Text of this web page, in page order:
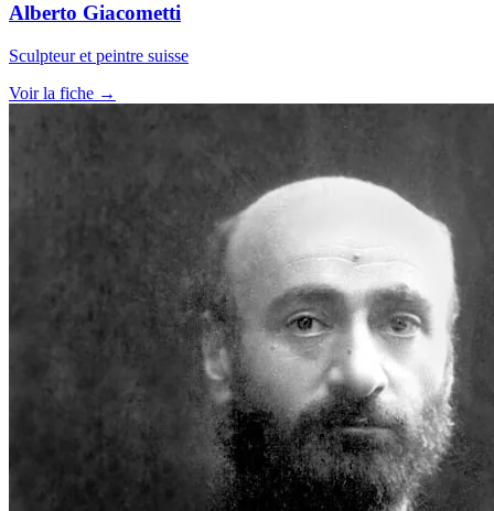
Alberto Giacometti
Sculpteur et peintre suisse
Voir la fiche →